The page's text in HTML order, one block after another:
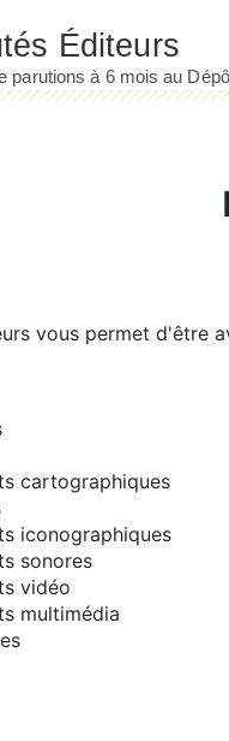
vous permet d'être
cartographiques
iconographiques
sonores
vidéo
multimédia